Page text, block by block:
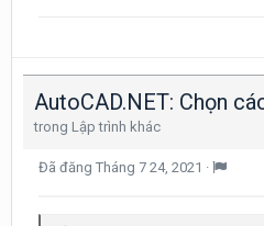
trong Lập trình khác
Đã đăng Tháng 7 24, 2021 ·